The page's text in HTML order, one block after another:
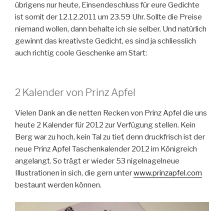
übrigens nur heute, Einsendeschluss für eure Gedichte
ist somit der 12.12.2011 um 23.59 Uhr. Sollte die Preise
niemand wollen, dann behalte ich sie selber. Und natürlich
gewinnt das kreativste Gedicht, es sind ja schliesslich
auch richtig coole Geschenke am Start:
2 Kalender von Prinz Apfel
Vielen Dank an die netten Recken von Prinz Apfel die uns
heute 2 Kalender für 2012 zur Verfügung stellen. Kein
Berg war zu hoch, kein Tal zu tief, denn druckfrisch ist der
neue Prinz Apfel Taschenkalender 2012 im Königreich
angelangt. So trägt er wieder 53 nigelnagelneue
Illustrationen in sich, die gern unterwww.prinzapfel.com
bestaunt werden können.